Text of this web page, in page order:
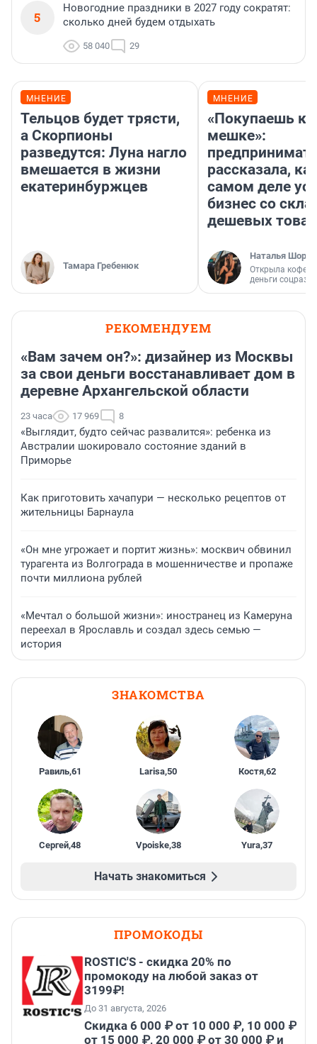
5
Новогодние праздники в 2027 году сократят:
сколько дней будем отдыхать
58 040 29
МНЕНИЕ
Тельцов будет трясти,
а Скорпионы
разведутся: Луна нагло
вмешается в жизни
екатеринбуржцев
Тамара Гребенюк
МНЕНИЕ
«Покупаешь
мешке»:
рассказала,
самом деле
бизнес со
дешевых
Наталья
Открыла
деньги
РЕКОМЕНДУЕМ
«Вам зачем он?»: дизайнер из Москвы
за свои деньги восстанавливает дом в
деревне Архангельской области
23 часа 17 969 8
«Выглядит, будто сейчас развалится»: ребенка из
Австралии шокировало состояние зданий в
Приморье
Как приготовить хачапури — несколько рецептов от
жительницы Барнаула
«Он мне угрожает и портит жизнь»: москвич обвинил
турагента из Волгограда в мошенничестве и пропаже
почти миллиона рублей
«Мечтал о большой жизни»: иностранец из Камеруна
переехал в Ярославль и создал здесь семью —
история
ЗНАКОМСТВА
Равиль,61 Larisa,50 Костя,62
Сергей,48 Vpoiske,38 Yura,37
Начать знакомиться
ПРОМОКОДЫ
ROSTIC'S - скидка 20% по
промокоду на любой заказ от
3199₽!
До 31 августа, 2026
Скидка 6 000 ₽ от 10 000 ₽, 10 000 ₽
от 15 000 ₽, 20 000 ₽ от 30 000 ₽ и